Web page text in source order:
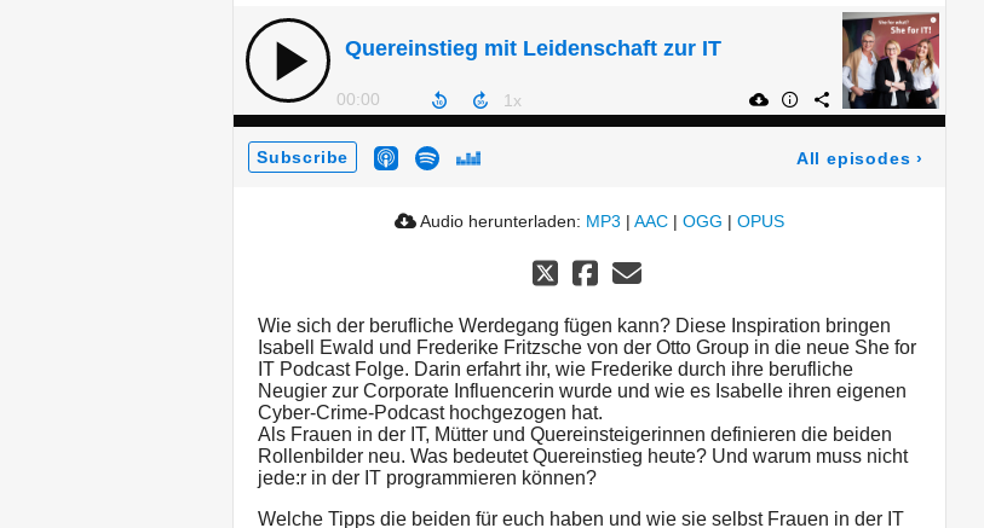
Quereinstieg mit Leidenschaft zur IT
00:00
Subscribe All episodes ›
Audio herunterladen: MP3 | AAC | OGG | OPUS
Wie sich der berufliche Werdegang fügen kann? Diese Inspiration bringen
Isabell Ewald und Frederike Fritzsche von der Otto Group in die neue She for
IT Podcast Folge. Darin erfahrt ihr, wie Frederike durch ihre berufliche
Neugier zur Corporate Influencerin wurde und wie es Isabelle ihren eigenen
Cyber-Crime-Podcast hochgezogen hat.
Als Frauen in der IT, Mütter und Quereinsteigerinnen definieren die beiden
Rollenbilder neu. Was bedeutet Quereinstieg heute? Und warum muss nicht
jede:r in der IT programmieren können?
Welche Tipps die beiden für euch haben und wie sie selbst Frauen in der IT